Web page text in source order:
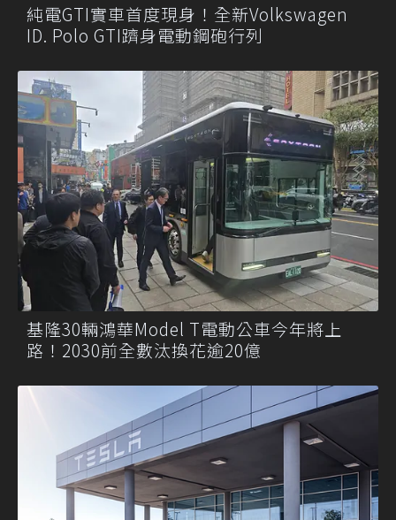
純電GTI實車首度現身！全新Volkswagen
ID. Polo GTI躋身電動鋼砲行列
基隆30輛鴻華Model T電動公車今年將上
路！2030前全數汰換花逾20億